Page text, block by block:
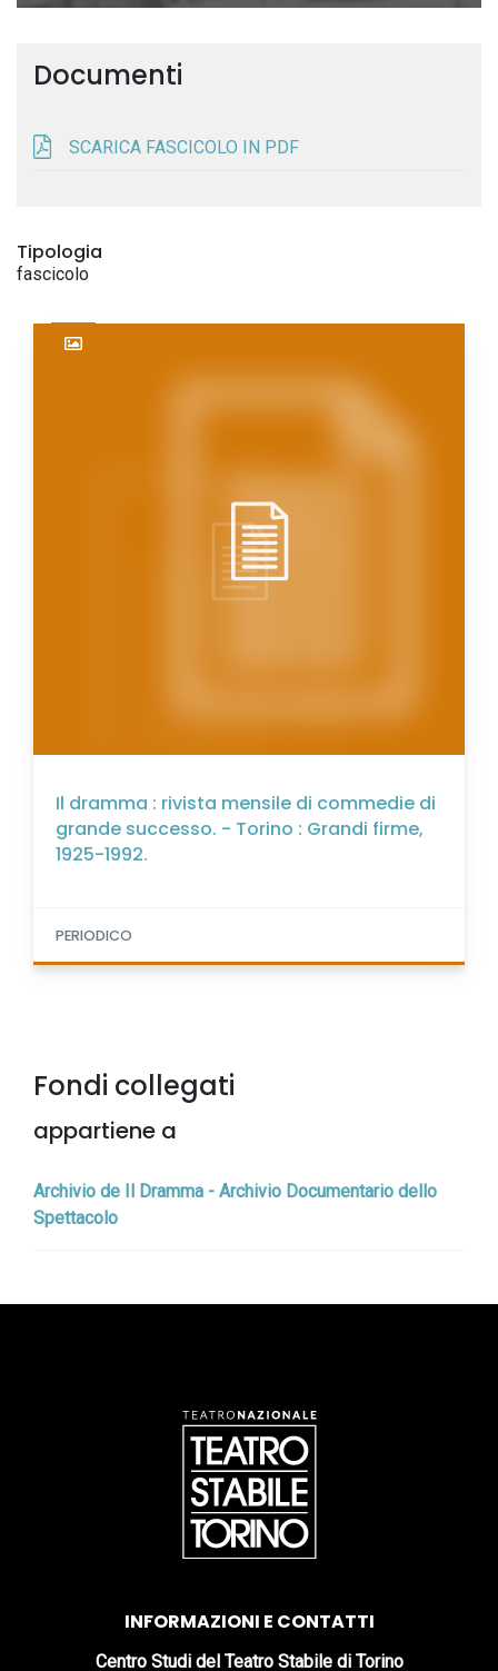
Documenti
SCARICA FASCICOLO IN PDF
Tipologia
fascicolo
Il dramma : rivista mensile di commedie di
grande successo. - Torino : Grandi firme,
1925-1992.
PERIODICO
Fondi collegati
appartiene a
Archivio de Il Dramma - Archivio Documentario dello
Spettacolo
INFORMAZIONI E CONTATTI
Centro Studi del Teatro Stabile di Torino